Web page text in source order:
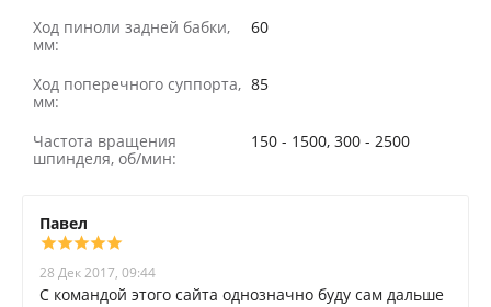
Ход пиноли задней бабки,
мм:
60
Ход поперечного суппорта,
мм:
85
Частота вращения
шпинделя, об/мин:
150 - 1500, 300 - 2500
Павел
28 Дек 2017, 09:44
С командой этого сайта однозначно буду сам дальше